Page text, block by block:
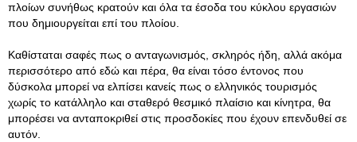
πλοίων συνήθως κρατούν και όλα τα έσοδα του κύκλου εργασιών
που δημιουργείται επί του πλοίου.
Καθίσταται σαφές πως ο ανταγωνισμός, σκληρός ήδη, αλλά ακόμα
περισσότερο από εδώ και πέρα, θα είναι τόσο έντονος που
δύσκολα μπορεί να ελπίσει κανείς πως ο ελληνικός τουρισμός
χωρίς το κατάλληλο και σταθερό θεσμικό πλαίσιο και κίνητρα, θα
μπορέσει να ανταποκριθεί στις προσδοκίες που έχουν επενδυθεί σε
αυτόν.